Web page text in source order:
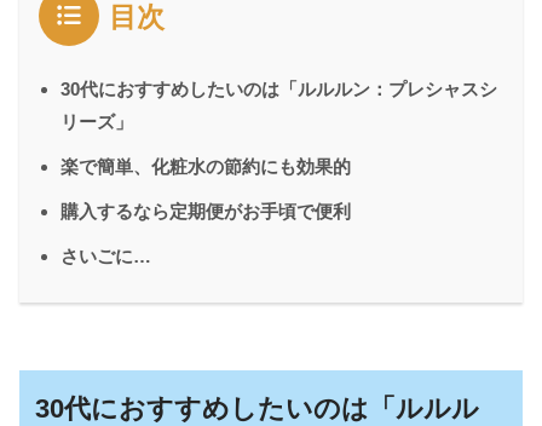
目次
30代におすすめしたいのは「ルルルン：プレシャスシ
リーズ」
楽で簡単、化粧水の節約にも効果的
購入するなら定期便がお手頃で便利
さいごに…
30代におすすめしたいのは「ルルル